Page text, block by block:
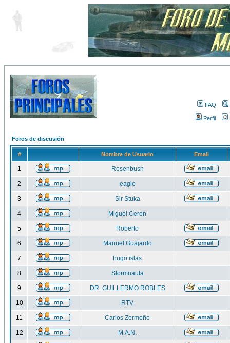
FAQ
Perfil
Foros de discusión
# Nombre de Usuario Email
1 Rosenbush
2 eagle
3 Sir Stuka
4 Miguel Ceron
5 Roberto
6 Manuel Guajardo
7 hugo islas
8 Stormnauta
9 DR. GUILLERMO ROBLES
10 RTV
11 Carlos Zermeño
12 M.A.N.